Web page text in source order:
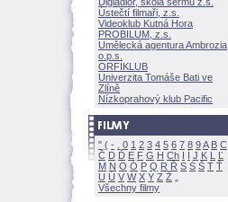
Ústečtí filmaři, z.s.
Videoklub Kutná Hora
PROBILUM, z.s.
Umělecká agentura Ambrozia
o.p.s.
ORFIKLUB
Univerzita Tomáše Bati ve
Zlíně
Nízkoprahový klub Pacific
" ( - 0 1 2 3 4 5 6 7 8 9A B C
Č D Ď E F G H Ch I Í J K L
Ľ
M N O Ó P Q R Ř S Ś T Ť
U Ú V W X Y Z
Všechny filmy